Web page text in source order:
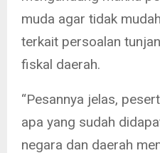
muda agar tidak
terkait persoalan
fiskal daerah.
“Pesannya jelas,
apa yang sudah
negara dan daerah